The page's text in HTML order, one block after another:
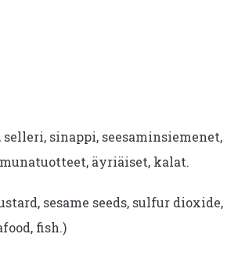
sinappi, seesaminsiemenet,
äyriäiset, kalat.
sesame seeds, sulfur dioxide,
fish.)